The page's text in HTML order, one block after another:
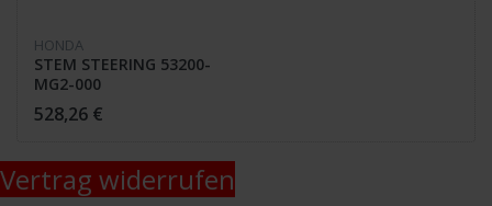
HONDA
STEM STEERING 53200-
MG2-000
528,26 €
Vertrag widerrufen